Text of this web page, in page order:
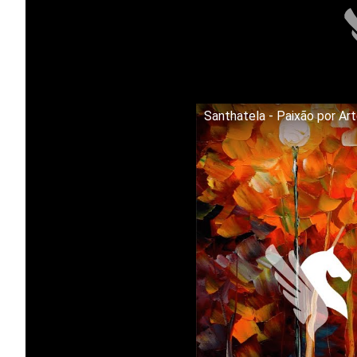
Santhatela - Paixão por